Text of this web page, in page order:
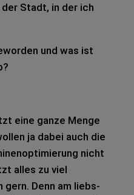
Stadt, in der ich
und was ist
eine ganze Menge
ja dabei auch die
nicht
alles zu viel
gern. Denn am liebs­